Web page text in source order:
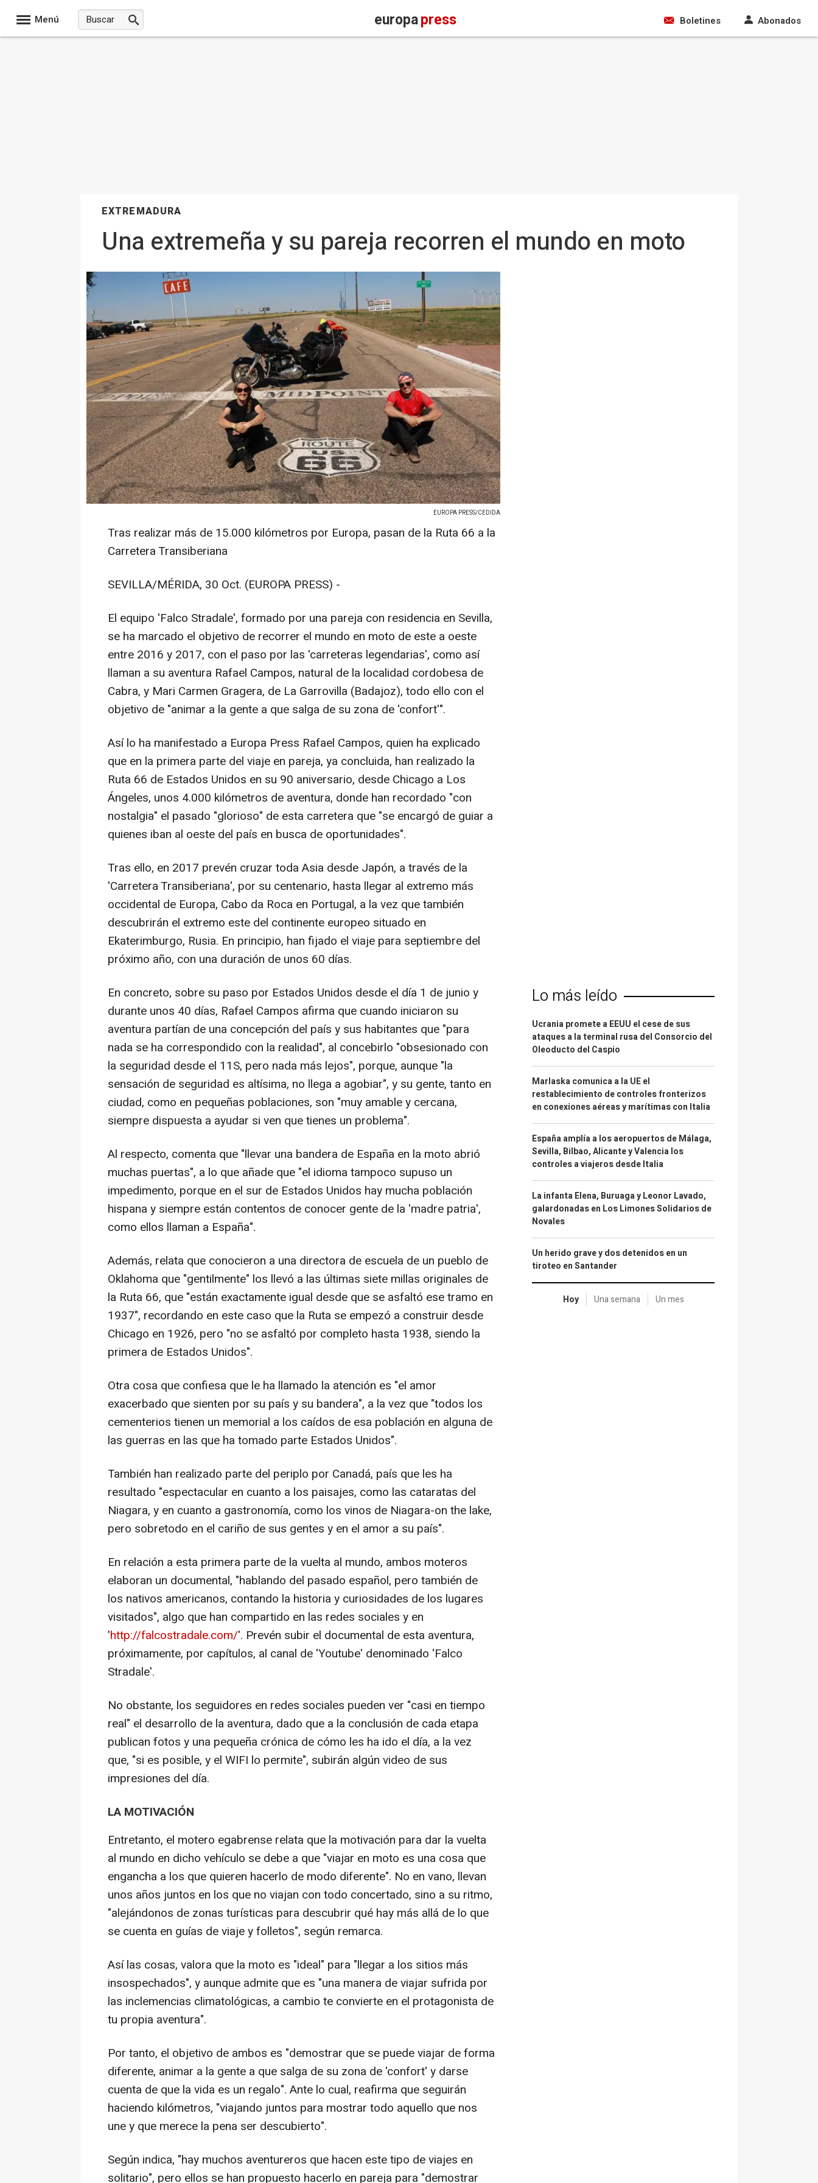
Menú europapress Boletines Abonados
EXTREMADURA
Una extremeña y su pareja recorren el mundo en moto
EUROPA PRESS/CEDIDA
Tras realizar más de 15.000 kilómetros por Europa, pasan de la Ruta 66 a la
Carretera Transiberiana
SEVILLA/MÉRIDA, 30 Oct. (EUROPA PRESS) -
El equipo 'Falco Stradale', formado por una pareja con residencia en Sevilla,
se ha marcado el objetivo de recorrer el mundo en moto de este a oeste
entre 2016 y 2017, con el paso por las 'carreteras legendarias', como así
llaman a su aventura Rafael Campos, natural de la localidad cordobesa de
Cabra, y Mari Carmen Gragera, de La Garrovilla (Badajoz), todo ello con el
objetivo de "animar a la gente a que salga de su zona de 'confort'".
Así lo ha manifestado a Europa Press Rafael Campos, quien ha explicado
que en la primera parte del viaje en pareja, ya concluida, han realizado la
Ruta 66 de Estados Unidos en su 90 aniversario, desde Chicago a Los
Ángeles, unos 4.000 kilómetros de aventura, donde han recordado "con
nostalgia" el pasado "glorioso" de esta carretera que "se encargó de guiar a
quienes iban al oeste del país en busca de oportunidades".
Tras ello, en 2017 prevén cruzar toda Asia desde Japón, a través de la
'Carretera Transiberiana', por su centenario, hasta llegar al extremo más
occidental de Europa, Cabo da Roca en Portugal, a la vez que también
descubrirán el extremo este del continente europeo situado en
Ekaterimburgo, Rusia. En principio, han fijado el viaje para septiembre del
próximo año, con una duración de unos 60 días.
En concreto, sobre su paso por Estados Unidos desde el día 1 de junio y
durante unos 40 días, Rafael Campos afirma que cuando iniciaron su
aventura partían de una concepción del país y sus habitantes que "para
nada se ha correspondido con la realidad", al concebirlo "obsesionado con
la seguridad desde el 11S, pero nada más lejos", porque, aunque "la
sensación de seguridad es altísima, no llega a agobiar", y su gente, tanto en
ciudad, como en pequeñas poblaciones, son "muy amable y cercana,
siempre dispuesta a ayudar si ven que tienes un problema".
Al respecto, comenta que "llevar una bandera de España en la moto abrió
muchas puertas", a lo que añade que "el idioma tampoco supuso un
impedimento, porque en el sur de Estados Unidos hay mucha población
hispana y siempre están contentos de conocer gente de la 'madre patria',
como ellos llaman a España".
Además, relata que conocieron a una directora de escuela de un pueblo de
Oklahoma que "gentilmente" los llevó a las últimas siete millas originales de
la Ruta 66, que "están exactamente igual desde que se asfaltó ese tramo en
1937", recordando en este caso que la Ruta se empezó a construir desde
Chicago en 1926, pero "no se asfaltó por completo hasta 1938, siendo la
primera de Estados Unidos".
Otra cosa que confiesa que le ha llamado la atención es "el amor
exacerbado que sienten por su país y su bandera", a la vez que "todos los
cementerios tienen un memorial a los caídos de esa población en alguna de
las guerras en las que ha tomado parte Estados Unidos".
También han realizado parte del periplo por Canadá, país que les ha
resultado "espectacular en cuanto a los paisajes, como las cataratas del
Niagara, y en cuanto a gastronomía, como los vinos de Niagara-on the lake,
pero sobretodo en el cariño de sus gentes y en el amor a su país".
En relación a esta primera parte de la vuelta al mundo, ambos moteros
elaboran un documental, "hablando del pasado español, pero también de
los nativos americanos, contando la historia y curiosidades de los lugares
visitados", algo que han compartido en las redes sociales y en
'http://falcostradale.com/'. Prevén subir el documental de esta aventura,
próximamente, por capítulos, al canal de 'Youtube' denominado 'Falco
Stradale'.
No obstante, los seguidores en redes sociales pueden ver "casi en tiempo
real" el desarrollo de la aventura, dado que a la conclusión de cada etapa
publican fotos y una pequeña crónica de cómo les ha ido el día, a la vez
que, "si es posible, y el WIFI lo permite", subirán algún video de sus
impresiones del día.
LA MOTIVACIÓN
Entretanto, el motero egabrense relata que la motivación para dar la vuelta
al mundo en dicho vehículo se debe a que "viajar en moto es una cosa que
engancha a los que quieren hacerlo de modo diferente". No en vano, llevan
unos años juntos en los que no viajan con todo concertado, sino a su ritmo,
"alejándonos de zonas turísticas para descubrir qué hay más allá de lo que
se cuenta en guías de viaje y folletos", según remarca.
Así las cosas, valora que la moto es "ideal" para "llegar a los sitios más
insospechados", y aunque admite que es "una manera de viajar sufrida por
las inclemencias climatológicas, a cambio te convierte en el protagonista de
tu propia aventura".
Por tanto, el objetivo de ambos es "demostrar que se puede viajar de forma
diferente, animar a la gente a que salga de su zona de 'confort' y darse
cuenta de que la vida es un regalo". Ante lo cual, reafirma que seguirán
haciendo kilómetros, "viajando juntos para mostrar todo aquello que nos
une y que merece la pena ser descubierto".
Según indica, "hay muchos aventureros que hacen este tipo de viajes en
solitario", pero ellos se han propuesto hacerlo en pareja para "demostrar
Lo más leído
Ucrania promete a EEUU el cese de sus
ataques a la terminal rusa del Consorcio del
Oleoducto del Caspio
Marlaska comunica a la UE el
restablecimiento de controles fronterizos
en conexiones aéreas y marítimas con Italia
España amplía a los aeropuertos de Málaga,
Sevilla, Bilbao, Alicante y Valencia los
controles a viajeros desde Italia
La infanta Elena, Buruaga y Leonor Lavado,
galardonadas en Los Limones Solidarios de
Novales
Un herido grave y dos detenidos en un
tiroteo en Santander
Hoy Una semana Un mes